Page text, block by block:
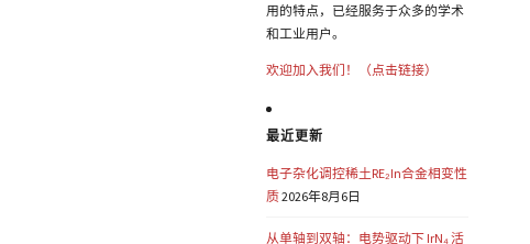
用的特点，已经服务于众多的学术
和工业用户。
欢迎加入我们！（点击链接）
最近更新
电子杂化调控稀土RE₂In合金相变性
质2026年8月6日
从单轴到双轴：电势驱动下 IrN₄ 活